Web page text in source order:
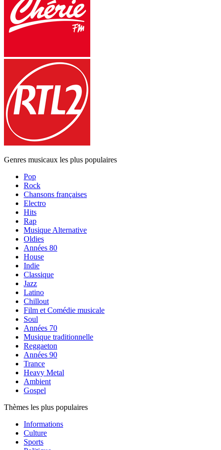
Genres musicaux les plus populaires
Pop
Rock
Chansons françaises
Electro
Hits
Rap
Musique Alternative
Oldies
Années 80
House
Indie
Classique
Jazz
Latino
Chillout
Film et Comédie musicale
Soul
Années 70
Musique traditionnelle
Reggaeton
Années 90
Trance
Heavy Metal
Ambient
Gospel
Thèmes les plus populaires
Informations
Culture
Sports